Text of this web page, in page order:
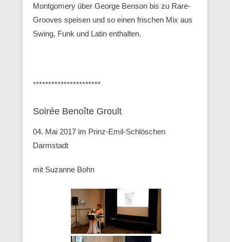
Montgomery über George Benson bis zu Rare-
Grooves speisen und so einen frischen Mix aus
Swing, Funk und Latin enthalten.
**********************
Soirée Benoîte Groult
04. Mai 2017 im Prinz-Emil-Schlöschen
Darmstadt
mit Suzanne Bohn